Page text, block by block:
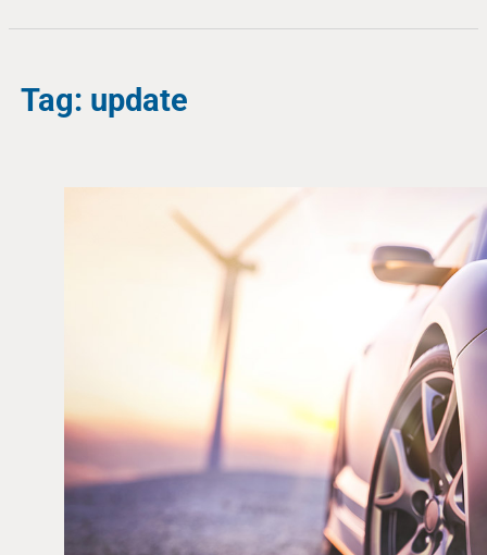
Tag: update